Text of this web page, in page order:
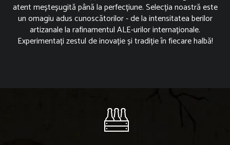
atent meșteșugită până la perfecțiune. Selecția noastră este
un omagiu adus cunoscătorilor - de la intensitatea berilor
artizanale la rafinamentul ALE-urilor internaționale.
Experimentați zestul de inovație și tradiție în fiecare halbă!